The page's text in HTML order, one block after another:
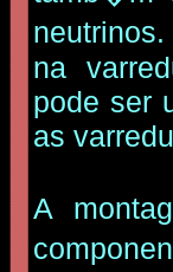
na
pode ser
as
A